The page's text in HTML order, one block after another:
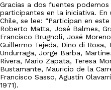
Gracias a dos fuentes
participantes en la iniciativa.
Chile, se lee: “Participan en
Roberto Matta, José Balmes,
Francisco Brugnoli, José
Guillermo Tejeda, Dino di Rosa,
Undurraga, Jorge Barba,
Rivera, Mario Zapata, Teresa
Bustamante, Mauricio de la
Francisco Sasso, Agustín
1971).